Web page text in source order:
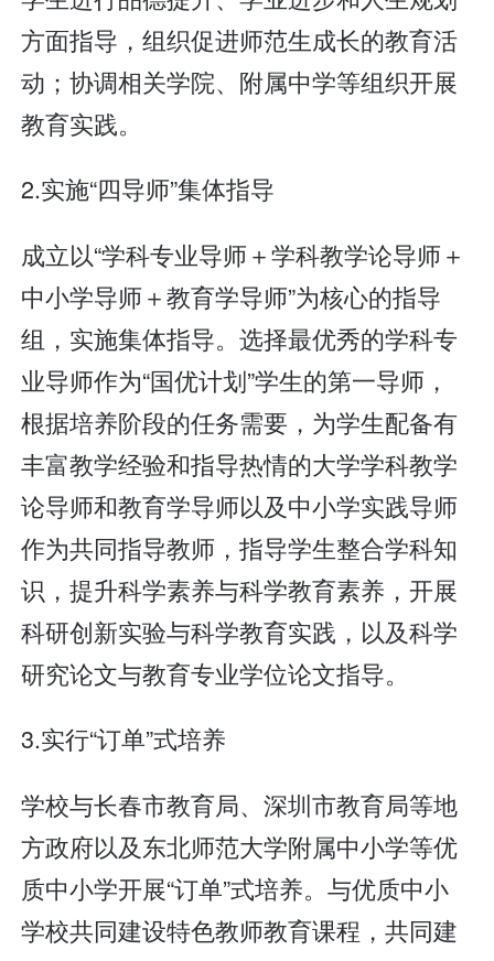
方面指导，组织促进师范生成长的教育活
动；协调相关学院、附属中学等组织开展
教育实践。
2.实施“四导师”集体指导
成立以“学科专业导师＋学科教学论导师＋
中小学导师＋教育学导师”为核心的指导
组，实施集体指导。选择最优秀的学科专
业导师作为“国优计划”学生的第一导师，
根据培养阶段的任务需要，为学生配备有
丰富教学经验和指导热情的大学学科教学
论导师和教育学导师以及中小学实践导师
作为共同指导教师，指导学生整合学科知
识，提升科学素养与科学教育素养，开展
科研创新实验与科学教育实践，以及科学
研究论文与教育专业学位论文指导。
3.实行“订单”式培养
学校与长春市教育局、深圳市教育局等地
方政府以及东北师范大学附属中小学等优
质中小学开展“订单”式培养。与优质中小
学校共同建设特色教师教育课程，共同建